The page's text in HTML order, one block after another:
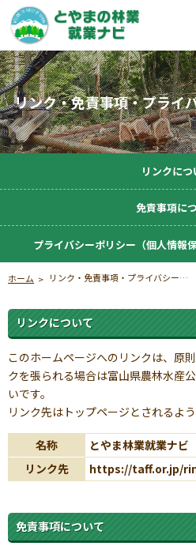
リンク・免責事項・プライ
リンクにつ
免責事項に
プライバシーポリシー（個人情報
ホーム リンク・免責事項・プライバシーポリシーについて
リンクについて
このホームページへのリンクは、原
クを張られる場合は富山県農林水産
いです。
リンク先はトップページとされるよ
名称
とやま林業就業ナビ
リンク先
https://taff.or.jp/
免責事項について